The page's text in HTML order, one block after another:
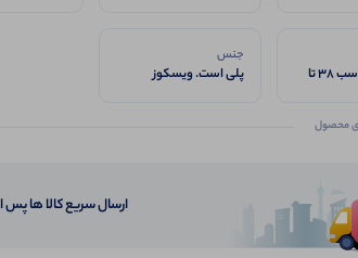
فری سایز مناسب 38 تا
جنس
پلی است. ویسکوز
محصول
ارسال سریع کالا ها